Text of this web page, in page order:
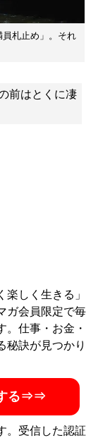
札止め」。それ
前はとくに凄
しく生きる」
ガ会員限定で毎
。仕事・お金・
訣が見つかり
る⇒⇒
。受信した認証